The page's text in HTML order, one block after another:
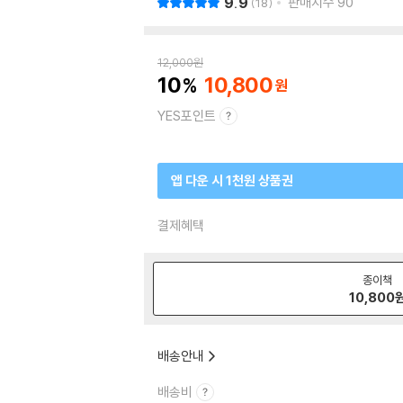
12,000원
10 10,800
YES포인트
앱 다운 시 1천원 상품권
결제혜택
종이책
10,800
배송안내
배송비